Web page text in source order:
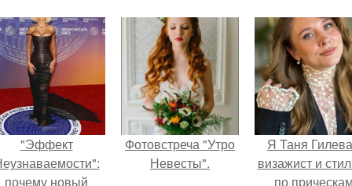
"Эффект
почему новый
Фотовстреча "Утро
Невесты".
Я Таня
визажист и
по